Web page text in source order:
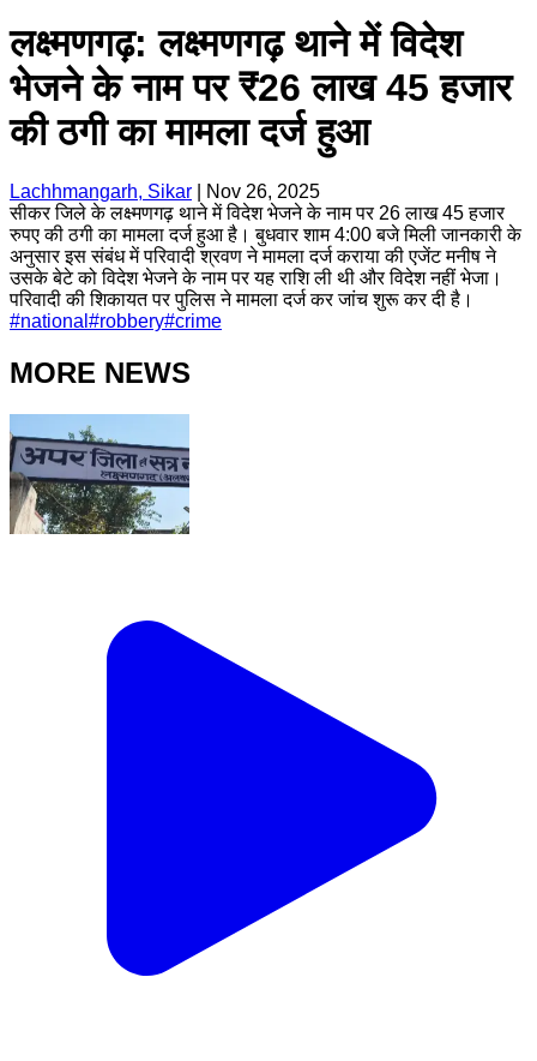
लक्ष्मणगढ़: लक्ष्मणगढ़ थाने में विदेश
भेजने के नाम पर ₹26 लाख 45 हजार
की ठगी का मामला दर्ज हुआ
Lachhmangarh, Sikar
Nov 26, 2025
सीकर जिले के लक्ष्मणगढ़ थाने में विदेश भेजने के नाम पर 26 लाख 45 हजार
रुपए की ठगी का मामला दर्ज हुआ है। बुधवार शाम 4:00 बजे मिली जानकारी के
अनुसार इस संबंध में परिवादी श्रवण ने मामला दर्ज कराया की एजेंट मनीष ने
उसके बेटे को विदेश भेजने के नाम पर यह राशि ली थी और विदेश नहीं भेजा।
परिवादी की शिकायत पर पुलिस ने मामला दर्ज कर जांच शुरू कर दी है।
#national #robbery#crime
MORE NEWS